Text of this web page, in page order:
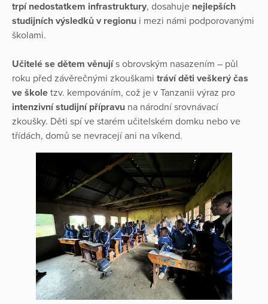
trpí nedostatkem infrastruktury, dosahuje nejlepších
studijních výsledků v regionu i mezi námi podporovanými
školami.
Učitelé se dětem věnujís obrovským nasazením – půl
roku před závěrečnými zkouškami tráví děti veškerý čas
ve škole tzv. kempováním, což je v Tanzanii výraz pro
intenzivní studijní přípravu na národní srovnávací
zkoušky. Děti spí ve starém učitelském domku nebo ve
třídách, domů se nevracejí ani na víkend.